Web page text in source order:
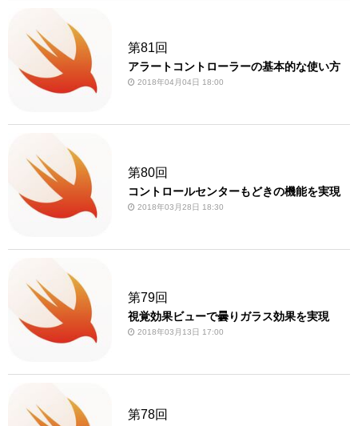
第81回
アラートコントローラーの基本的な使い方
2018年04月04日 18:00
第80回
コントロールセンターもどきの機能を実現
2018年03月28日 18:30
第79回
視覚効果ビューで曇りガラス効果を実現
2018年03月13日 17:00
第78回